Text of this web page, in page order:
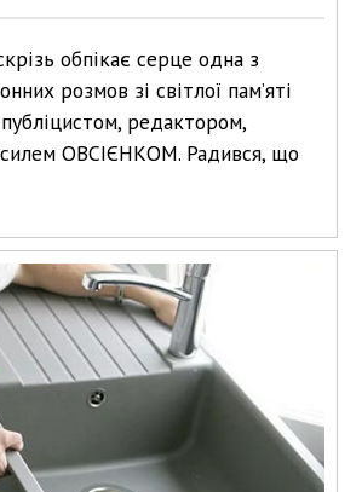
обпікає серце одна з
розмов зі світлої пам’яті
редактором,
ОВСІЄНКОМ. Радився, що